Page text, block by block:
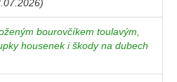
bourovčíkem toulavým,
housenek i škody na dubech